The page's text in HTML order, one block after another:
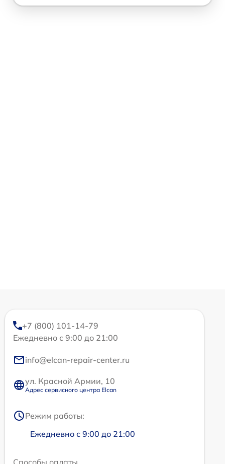
+7 (800) 101-14-79
Ежедневно с 9:00 до 21:00
info@elcan-repair-center.ru
ул. Красной Армии, 10
Адрес сервисного центра Elcan
Режим работы:
Ежедневно с 9:00 до 21:00